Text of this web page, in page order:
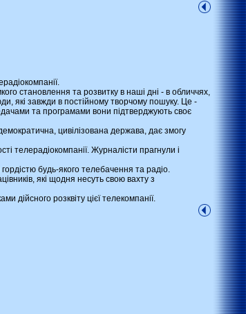
становлення та розвитку в наші дні - в обличчях,
які завжди в постійному творчому пошуку. Це -
та програмами вони підтверджують своє
цивілізована держава, дає змогу
телерадіокомпанії. Журналісти прагнули і
будь-якого телебачення та радіо.
які щодня несуть свою вахту з
дійсного розквіту цієї телекомпанії.